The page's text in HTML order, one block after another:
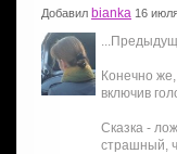
Добавил bianka 16
Конечно
включив
Сказка -
страшный,